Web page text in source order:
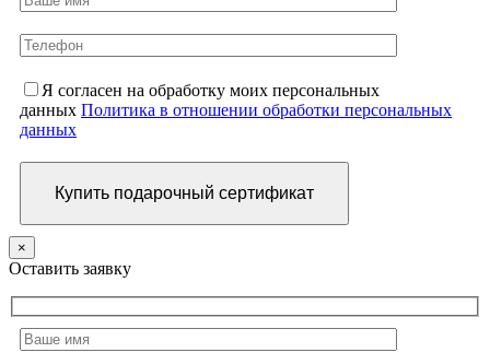
Я согласен на обработку моих персональных
данных Политика в отношении обработки персональных
данных
×
Оставить заявку